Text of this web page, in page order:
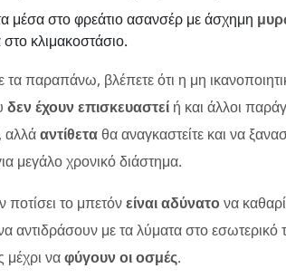
μέσα στο φρεάτιο ασανσέρ με άσχημη
στο κλιμακοστάσιο.
παραπάνω, βλέπετε ότι η μη
δεν έχουν επισκευαστεί ή και άλλοι
αλλάαντίθεταθα αναγκαστείτε και να
μεγάλο χρονικό διάστημα.
ποτίσει το μπετόνείναι αδύνατονα
αντιδράσουν με τα λύματα στο εσωτερικό
μέχρι ναφύγουν οι οσμές.